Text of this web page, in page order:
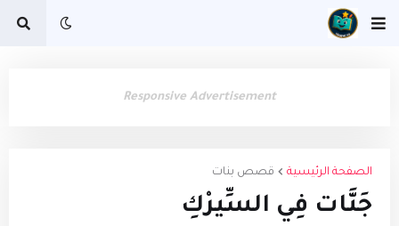
Responsive Advertisement
الصفحة الرئيسية قصص بنات
جَنَّات فِي السِّيرْكِ